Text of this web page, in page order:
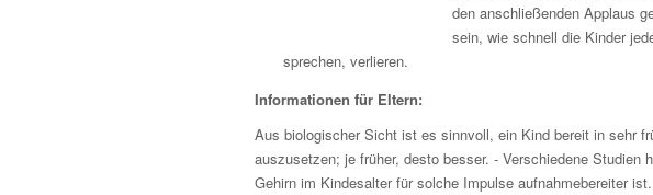
den anschließenden Applaus
sein, wie schnell die Kinder
sprechen, verlieren.
Informationen für Eltern:
Aus biologischer Sicht ist es sinnvoll, ein Kind bereit in sehr
auszusetzen; je früher, desto besser. - Verschiedene Studien
Gehirn im Kindesalter für solche Impulse aufnahmebereiter